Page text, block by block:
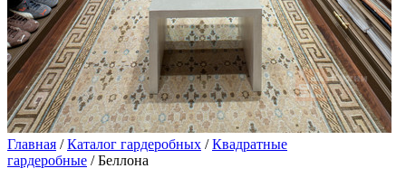
Главная /Каталог гардеробных /Квадратные
гардеробные / Беллона